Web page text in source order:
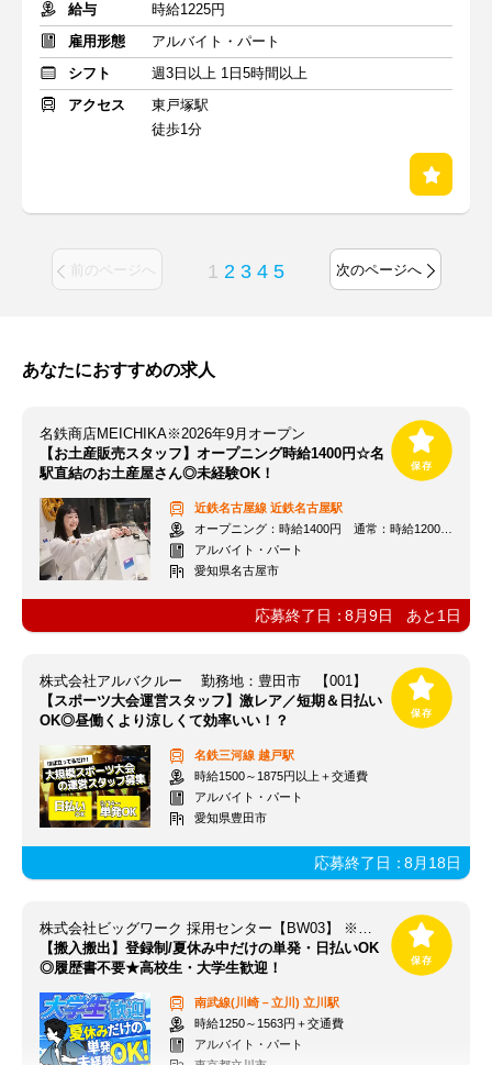
給与
時給1225円
雇用形態
アルバイト・パート
シフト
週3日以上 1日5時間以上
アクセス
東戸塚駅
徒歩1分
前のページへ 1 2 3 4 5 次のページへ
あなたにおすすめの求人
名鉄商店MEICHIKA※2026年9月オープン
【お土産販売スタッフ】オープニング時給1400円☆名
駅直結のお土産屋さん◎未経験OK！
近鉄名古屋線 近鉄名古屋駅
オープニング：時給1400円 通常：時給1200円～＋交通費全額支給
アルバイト・パート
愛知県名古屋市
応募終了日：8月9日 あと 1 日
株式会社アルバクルー 勤務地：豊田市 【001】
【スポーツ大会運営スタッフ】激レア／短期＆日払い
OK◎昼働くより涼しくて効率いい！？
名鉄三河線 越戸駅
時給1500～1875円以上＋交通費
アルバイト・パート
愛知県豊田市
応募終了日：8月18日
株式会社ビッグワーク 採用センター【BW03】 ※立川エリア
【搬入搬出】登録制/夏休み中だけの単発・日払いOK
◎履歴書不要★高校生・大学生歓迎！
南武線(川崎－立川) 立川駅
時給1250～1563円＋交通費
アルバイト・パート